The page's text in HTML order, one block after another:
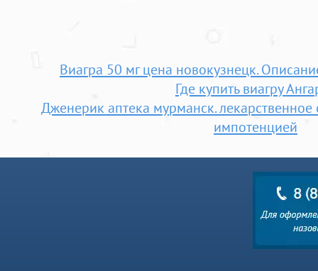
Виагра 50 мг цена новокузнецк.
Где купить виагру
Дженерик аптека мурманск.
импотенцией